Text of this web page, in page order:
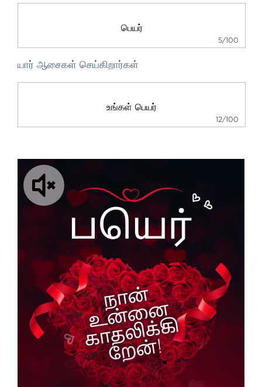
5/100
யார் ஆசைகள் செய்கிறார்கள்
12/100